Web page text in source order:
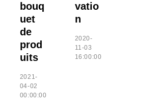
bouq
uet
de
prod
uits
2021-
04-02
00:00:00
vatio
n
2020-
11-03
16:00:00